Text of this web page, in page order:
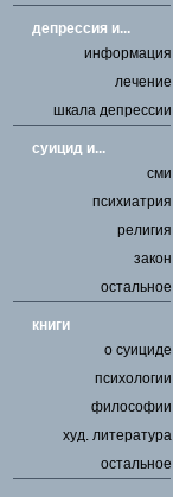
депрессия и...
информация
лечение
шкала депрессии
cуицид и...
сми
психиатрия
религия
закон
остальное
книги
о суициде
психологии
философии
худ. литература
остальное